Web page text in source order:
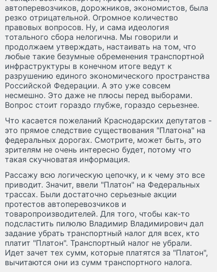
автоперевозчиков, дорожников, экономистов, была
резко отрицательной. Огромное количество
правовых вопросов. Ну, и сама идеология
тотального сбора нелогична. Мы говорили и
продолжаем утверждать, настаивать на том, что
любые такие безумные обременения транспортной
инфраструктуры в конечном итоге ведут к
разрушению единого экономического пространства
Российской Федерации. А это уже совсем
несмешно. Это даже не плюсы перед выборами.
Вопрос стоит гораздо глубже, гораздо серьезнее.
Что касается пожеланий Краснодарских депутатов -
это прямое следствие существования "Платона" на
федеральных дорогах. Смотрите, может быть, это
зрителям не очень интересно будет, потому что
такая скучноватая информация.
Рассажу всю логическую цепочку, и к чему это все
приводит. Значит, ввели "Платон" на Федеральных
трассах. Были достаточно серьезные акции
протестов автоперевозчиков и
товаропроизводителей. Для того, чтобы как-то
подсластить пилюлю Владимир Владимирович дал
задание убрать транспортный налог для всех, кто
платит "Платон". Транспортный налог не убрали.
Идет зачет тех сумм, которые платятся за "Платон",
вычитаются они из сумм транспортного налога.